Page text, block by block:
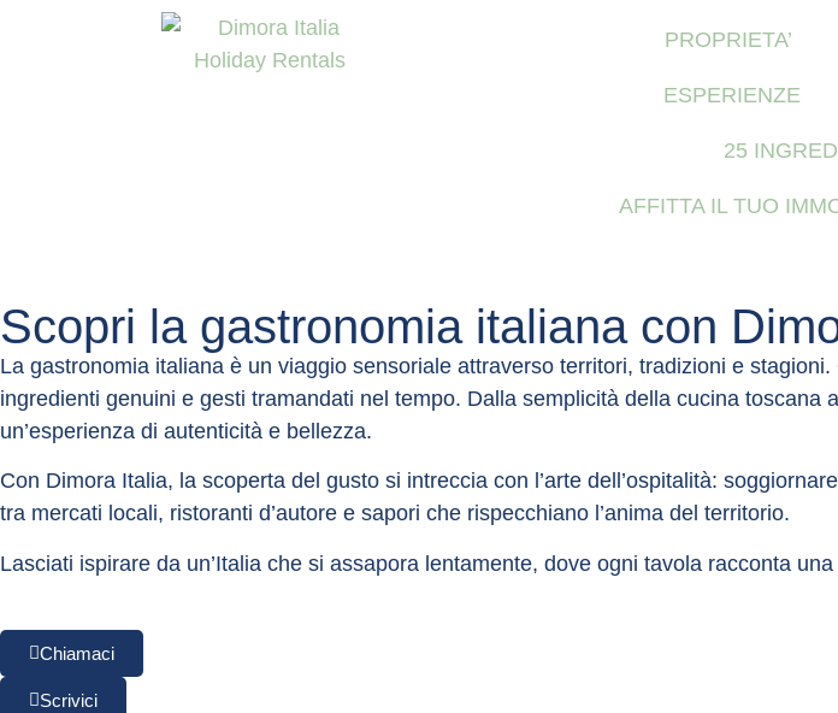
PROPRIETA’
ESPERIENZE
25
AFFITTA IL TUO
Scopri la gastronomia italiana con
La gastronomia italiana è un viaggio sensoriale attraverso territori, tradizioni e
ingredienti genuini e gesti tramandati nel tempo. Dalla semplicità della cucina
un’esperienza di autenticità e bellezza.
Con Dimora Italia, la scoperta del gusto si intreccia con l’arte dell’ospitalità:
tra mercati locali, ristoranti d’autore e sapori che rispecchiano l’anima del territorio.
Lasciati ispirare da un’Italia che si assapora lentamente, dove ogni tavola racconta
Chiamaci
Scrivici
Abbiamo a cuore la vostra privacy
Utilizziamo i cookie strettamente necessari per garantire il corretto
basata sui vostri interessi. Potete accettare o rifiutare i cookie